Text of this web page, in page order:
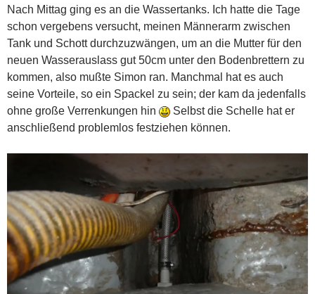
Nach Mittag ging es an die Wassertanks. Ich hatte die Tage
schon vergebens versucht, meinen Männerarm zwischen
Tank und Schott durchzuzwängen, um an die Mutter für den
neuen Wasserauslass gut 50cm unter den Bodenbrettern zu
kommen, also mußte Simon ran. Manchmal hat es auch
seine Vorteile, so ein Spackel zu sein; der kam da jedenfalls
ohne große Verrenkungen hin
Selbst die Schelle hat er
anschließend problemlos festziehen können.